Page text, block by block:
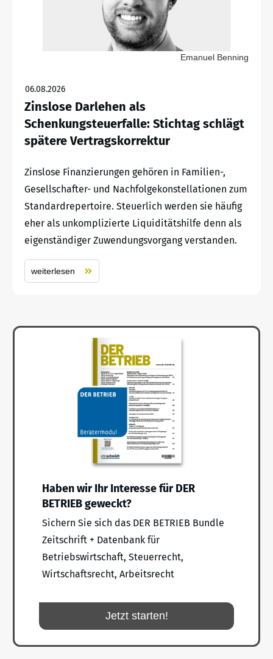
Emanuel Benning
06.08.2026
Zinslose Darlehen als
Schenkungsteuerfalle: Stichtag schlägt
spätere Vertragskorrektur
Zinslose Finanzierungen gehören in Familien-,
Gesellschafter- und Nachfolgekonstellationen zum
Standardrepertoire. Steuerlich werden sie häufig
eher als unkomplizierte Liquiditätshilfe denn als
eigenständiger Zuwendungsvorgang verstanden.
weiterlesen
Haben wir Ihr Interesse für DER
BETRIEB geweckt?
Sichern Sie sich das DER BETRIEB Bundle
Zeitschrift + Datenbank für
Betriebswirtschaft, Steuerrecht,
Wirtschaftsrecht, Arbeitsrecht
Jetzt starten!